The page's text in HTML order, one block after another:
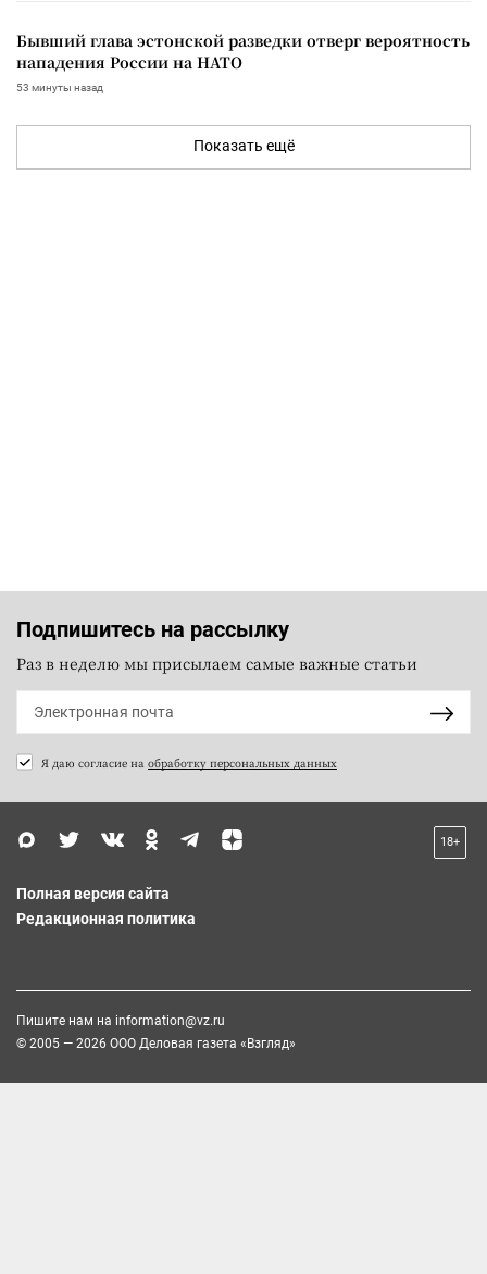
Бывший глава эстонской разведки отверг вероятность
нападения России на НАТО
53 минуты назад
Показать ещё
Подпишитесь на рассылку
Раз в неделю мы присылаем самые важные статьи
Я даю согласие на обработку персональных данных
18+
Полная версия сайта
Редакционная политика
Пишите нам на information@vz.ru
© 2005 — 2026 ООО Деловая газета «Взгляд»